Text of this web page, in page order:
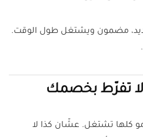
مضمون ويشتغل طول الوقت.
لا تفرّط بخصمك
كلها تشتغل. عشّان كذا لا